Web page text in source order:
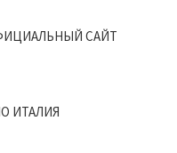
САЙТ
ИТАЛИЯ